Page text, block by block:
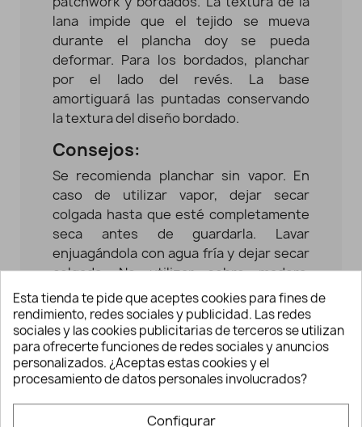
lana impide que el tejido se mueva
durante el plancha doy se pueda
deformar. Para los bordados, planchar
por el lado del revés. La base
amortiguará las puntadas conservando
la textura del diseño bordado.
Consejos:
Se recomienda planchar sin vapor. En
caso de utilizar vapor, dejar secar
colgada hasta que esté completamente
seca antes de guardarla. Lavar
enjuagándola con agua fría y dejar secar
colgada. No utilizar sobre madera,
superficies pintadas, ni sobre la base de
corte, ya que se podría deformar.
Ideal para poder planchar en cualquier
sitio sin falta de utilizar la tabla.
Esta tienda te pide que aceptes cookies para fines de
rendimiento, redes sociales y publicidad. Las redes
sociales y las cookies publicitarias de terceros se utilizan
para ofrecerte funciones de redes sociales y anuncios
personalizados. ¿Aceptas estas cookies y el
procesamiento de datos personales involucrados?
Configurar